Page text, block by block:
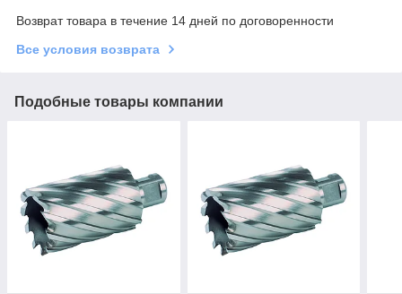
Возврат товара в течение 14 дней по договоренности
Все условия возврата
Подобные товары компании